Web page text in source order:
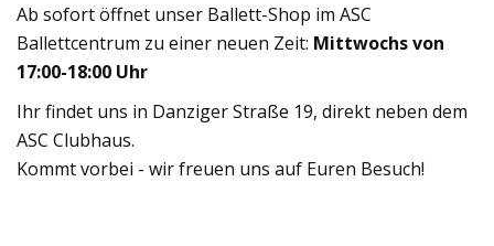
Ab sofort öffnet unser Ballett-Shop im ASC
Ballettcentrum zu einer neuen Zeit: Mittwochs von
17:00-18:00 Uhr
Ihr findet uns in Danziger Straße 19, direkt neben dem
ASC Clubhaus.
Kommt vorbei - wir freuen uns auf Euren Besuch!